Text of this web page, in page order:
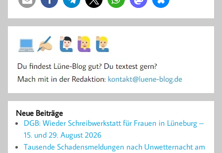
Neue Beiträge
DGB: Wieder Schreibwerkstatt für Frauen in Lüneburg –
15. und 29. August 2026
Tausende Schadensmeldungen nach Unwetternacht am